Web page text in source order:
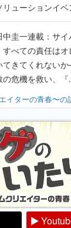
リューションイ
って、より理解
中圭一連載：サ
すべての責任はオ
てきてくれない
の危機を救い、
年ジャンプ』色
イターの青春〜の